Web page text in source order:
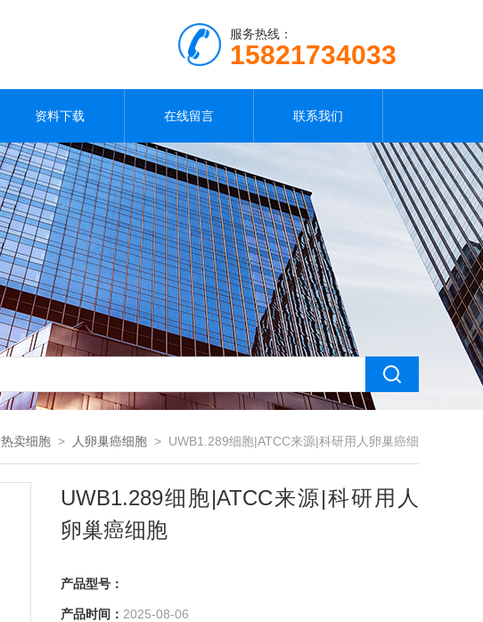
服务热线：
15821734033
资料下载 在线留言 联系我们
热卖细胞 > 人卵巢癌细胞 > UWB1.289细胞|ATCC来源|科研用人卵巢癌细
胞
UWB1.289细胞|ATCC来源|科研用人
卵巢癌细胞
产品型号：
产品时间： 2025-08-06